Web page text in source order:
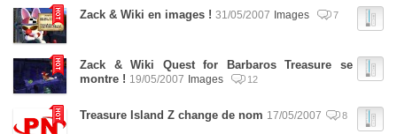
Zack & Wiki en images ! 31/05/2007 Images 7
Zack & Wiki Quest for Barbaros Treasure se
montre ! 19/05/2007 Images 12
Treasure Island Z change de nom 17/05/2007 8